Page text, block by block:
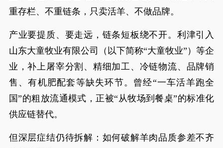
重存栏、不重链条，只卖活羊、不做品牌。
产业要提质、要走远，链条短板绕不开。利津引入
山东大童牧业有限公司（以下简称“大童牧业”）等企
业，补上屠宰分割、精细加工、冷链物流、品牌销
售、有机肥配套等缺失环节。曾经“一车活羊跑全
国”的粗放流通模式，正被“从牧场到餐桌”的标准化
供应链替代。
但深层症结仍待拆解：如何破解羊肉品质参差不齐